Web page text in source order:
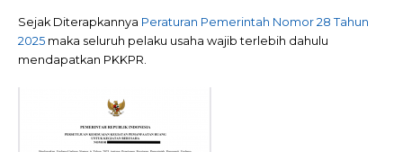
Sejak Diterapkannya Peraturan Pemerintah Nomor 28 Tahun
2025 maka seluruh pelaku usaha wajib terlebih dahulu
mendapatkan PKKPR.